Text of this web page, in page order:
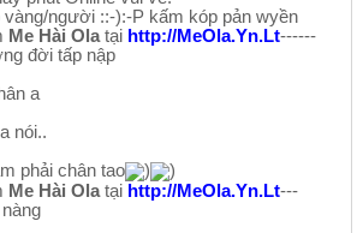
vàng/người ::-):-P kấm kóp pản wyền
Me Hài Ola tại http://MeOla.Yn.Lt------
đời tấp nập
a
nói..
phải chân tao
)
)
Me Hài Ola tại http://MeOla.Yn.Lt---